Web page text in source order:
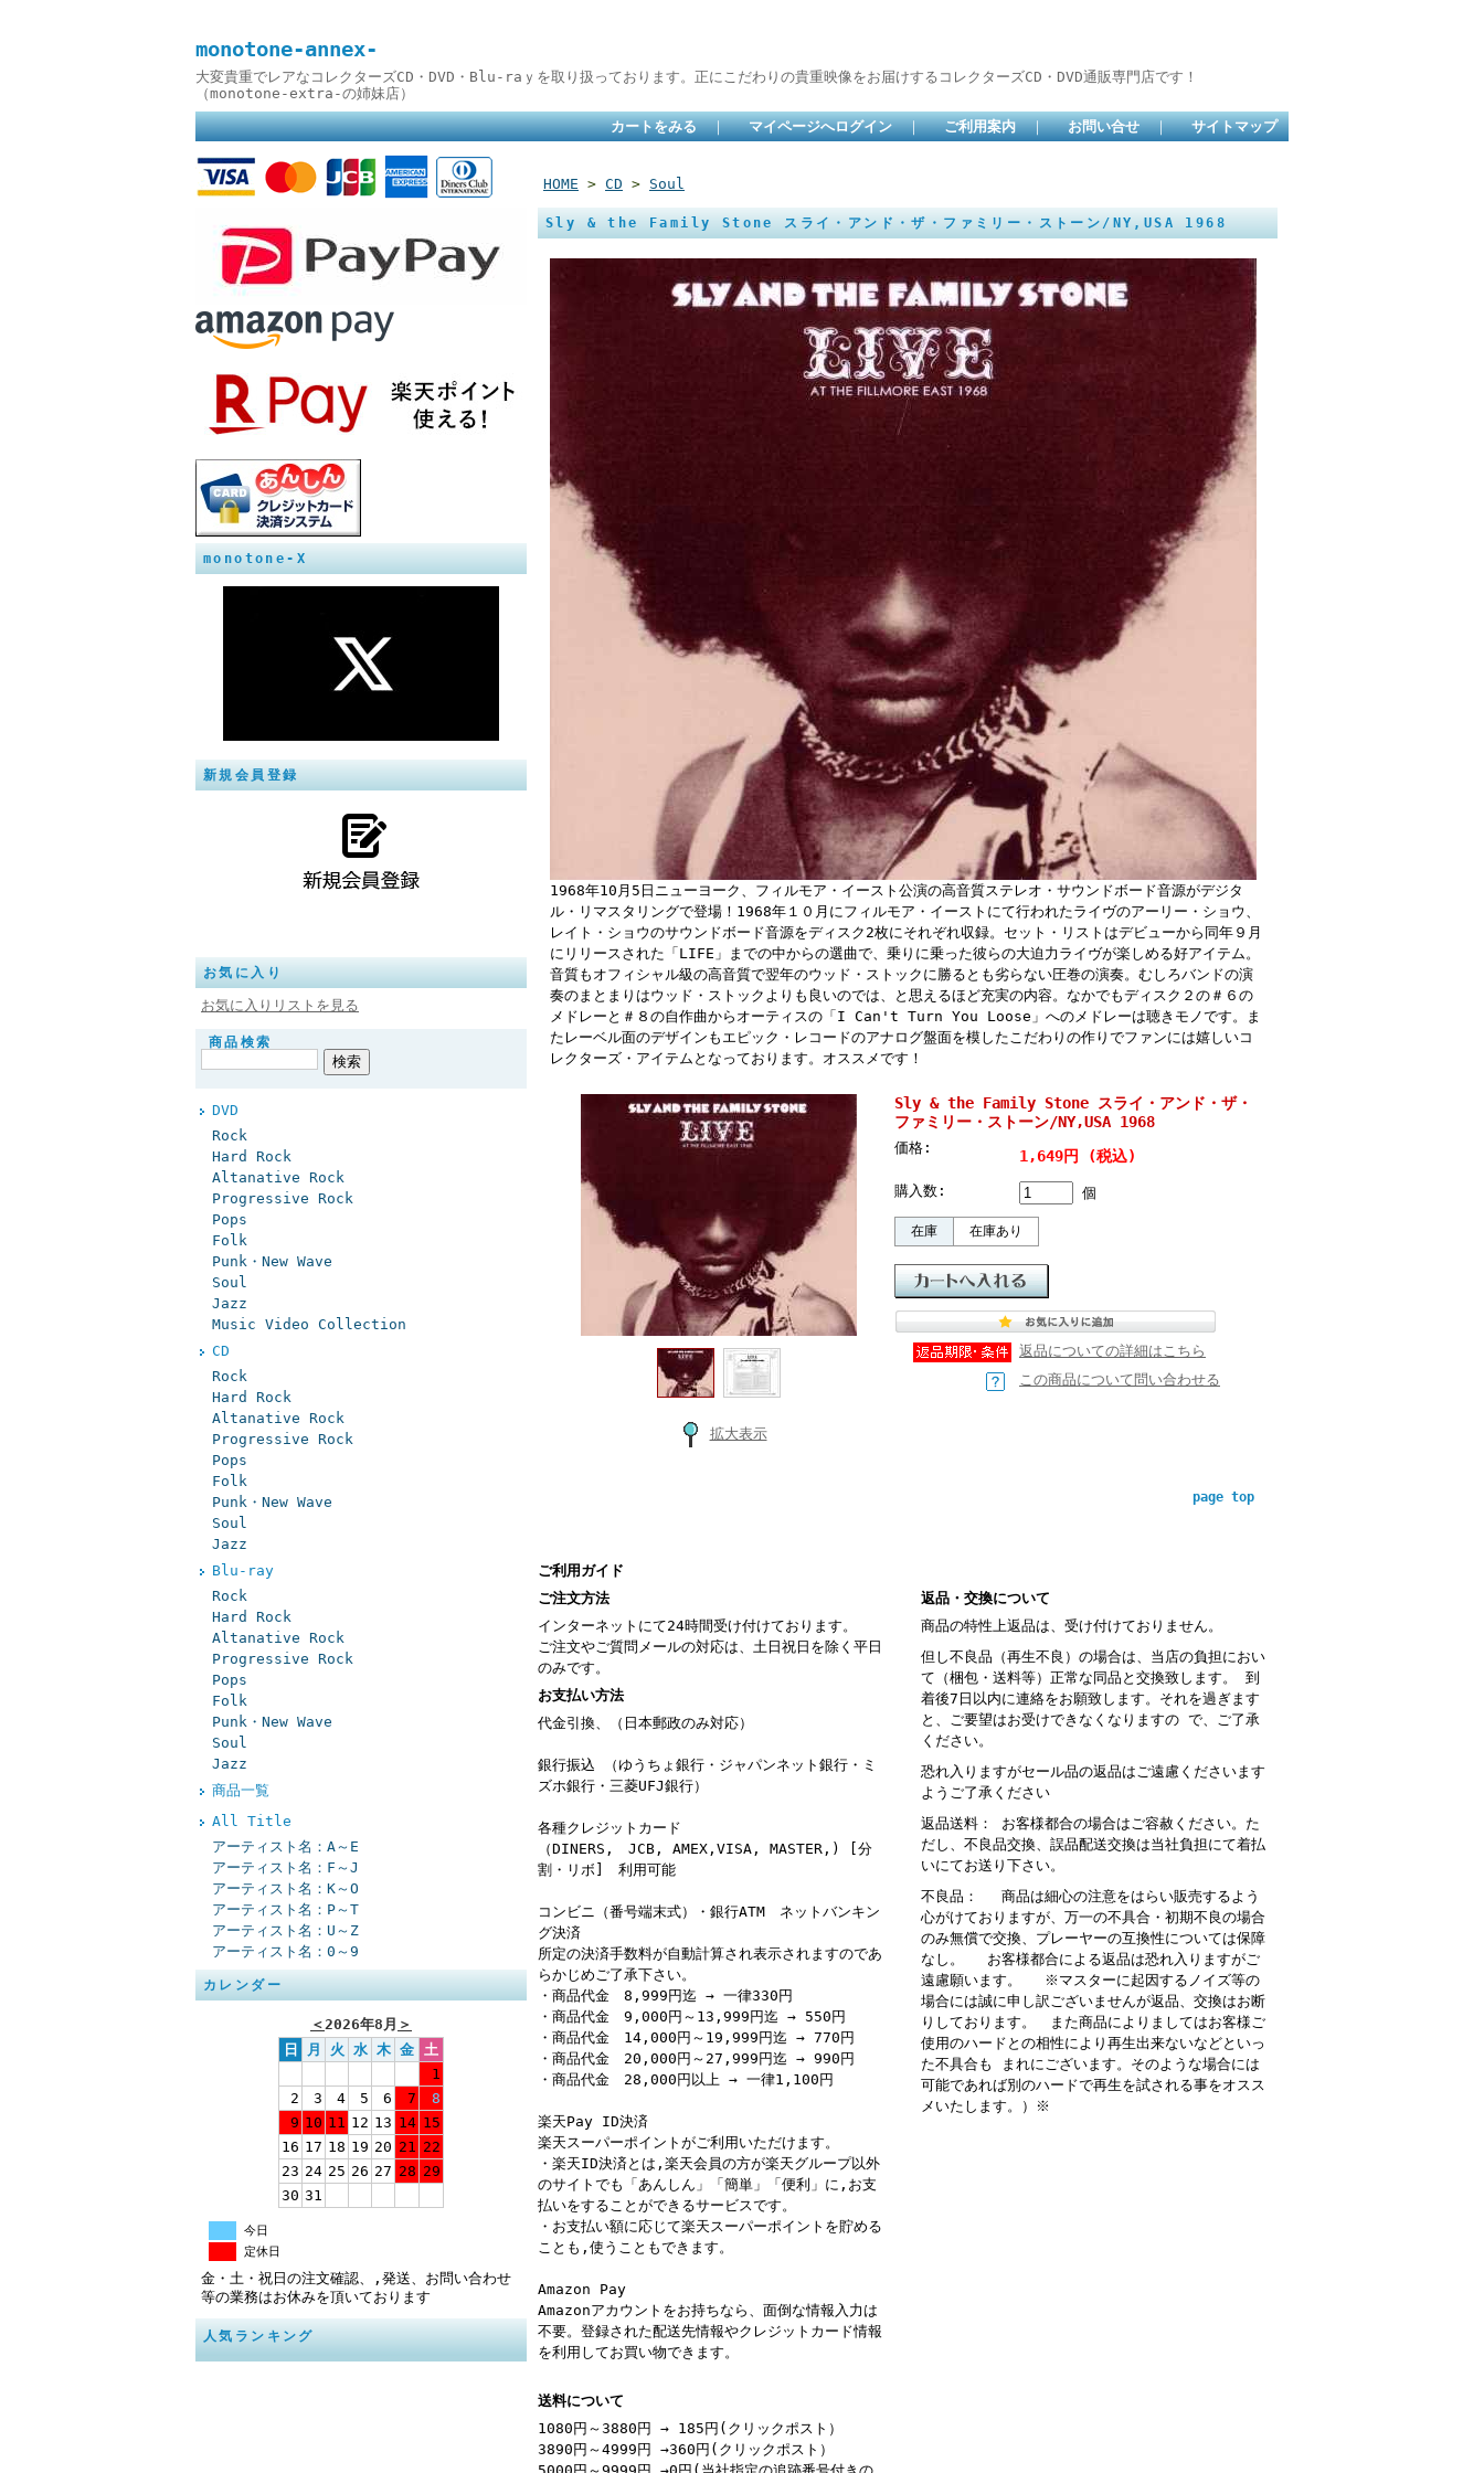
monotone-annex-
大変貴重でレアなコレクターズCD・DVD・Blu-raｙを取り扱っております。正にこだわりの貴重映像をお届けするコレクターズCD・DVD通販専門店です！
（monotone-extra-の姉妹店）
カートをみる ｜ マイページへログイン ｜ ご利用案内 ｜ お問い合せ ｜ サイトマップ
monotone-X
新規会員登録
お気に入り
お気に入りリストを見る
商品検索
DVD
Rock
Hard Rock
Altanative Rock
Progressive Rock
Pops
Folk
Punk・New Wave
Soul
Jazz
Music Video Collection
CD
Rock
Hard Rock
Altanative Rock
Progressive Rock
Pops
Folk
Punk・New Wave
Soul
Jazz
Blu-ray
Rock
Hard Rock
Altanative Rock
Progressive Rock
Pops
Folk
Punk・New Wave
Soul
Jazz
商品一覧
All Title
アーティスト名：A～E
アーティスト名：F～J
アーティスト名：K～O
アーティスト名：P～T
アーティスト名：U～Z
アーティスト名：0～9
カレンダー
＜2026年8月 ＞
日
月 火 水 木 金 土
1
2
3 4 5 6 7
8
9 10 11 12 13 14 15
16 17 18 19 20 21 22
23 24 25 26 27 28 29
30 31
今日
定休日
金・土・祝日の注文確認、,発送、お問い合わせ
等の業務はお休みを頂いております
人気ランキング
HOME > CD > Soul
Sly & the Family Stone スライ・アンド・ザ・ファミリー・ストーン/NY,USA 1968
1968年10月5日ニューヨーク、フィルモア・イースト公演の高音質ステレオ・サウンドボード音源がデジタ
ル・リマスタリングで登場！1968年１０月にフィルモア・イーストにて行われたライヴのアーリー・ショウ、
レイト・ショウのサウンドボード音源をディスク2枚にそれぞれ収録。セット・リストはデビューから同年９月
にリリースされた「LIFE」までの中からの選曲で、乗りに乗った彼らの大迫力ライヴが楽しめる好アイテム。
音質もオフィシャル級の高音質で翌年のウッド・ストックに勝るとも劣らない圧巻の演奏。むしろバンドの演
奏のまとまりはウッド・ストックよりも良いのでは、と思えるほど充実の内容。なかでもディスク２の＃６の
メドレーと＃８の自作曲からオーティスの「I Can't Turn You Loose」へのメドレーは聴きモノです。ま
たレーベル面のデザインもエピック・レコードのアナログ盤面を模したこだわりの作りでファンには嬉しいコ
レクターズ・アイテムとなっております。オススメです！
拡大表示
Sly & the Family Stone スライ・アンド・ザ・
ファミリー・ストーン/NY,USA 1968
価格: 1,649円 (税込)
購入数: 個
在庫 在庫あり
返品についての詳細はこちら
この商品について問い合わせる
page top
ご利用ガイド
ご注文方法
インターネットにて24時間受け付けております。
ご注文やご質問メールの対応は、土日祝日を除く平日
のみです。
お支払い方法
代金引換、（日本郵政のみ対応）
銀行振込 （ゆうちょ銀行・ジャパンネット銀行・ミ
ズホ銀行・三菱UFJ銀行）
各種クレジットカード
（DINERS, JCB, AMEX,VISA, MASTER,) [分
割・リボ] 利用可能
コンビニ（番号端末式）・銀行ATM ネットバンキン
グ決済
所定の決済手数料が自動計算され表示されますのであ
らかじめご了承下さい。
・商品代金 8,999円迄 → 一律330円
・商品代金 9,000円～13,999円迄 → 550円
・商品代金 14,000円～19,999円迄 → 770円
・商品代金 20,000円～27,999円迄 → 990円
・商品代金 28,000円以上 → 一律1,100円
楽天Pay ID決済
楽天スーパーポイントがご利用いただけます。
・楽天ID決済とは,楽天会員の方が楽天グループ以外
のサイトでも「あんしん」「簡単」「便利」に,お支
払いをすることができるサービスです。
・お支払い額に応じて楽天スーパーポイントを貯める
ことも,使うこともできます。
Amazon Pay
Amazonアカウントをお持ちなら、面倒な情報入力は
不要。登録された配送先情報やクレジットカード情報
を利用してお買い物できます。
送料について
1080円～3880円 → 185円(クリックポスト）
3890円～4999円 →360円(クリックポスト）
返品・交換について
商品の特性上返品は、受け付けておりません。
但し不良品（再生不良）の場合は、当店の負担におい
て（梱包・送料等）正常な同品と交換致します。 到
着後7日以内に連絡をお願致します。それを過ぎます
と、ご要望はお受けできなくなりますの で、ご了承
ください。
恐れ入りますがセール品の返品はご遠慮くださいます
ようご了承ください
返品送料： お客様都合の場合はご容赦ください。た
だし、不良品交換、誤品配送交換は当社負担にて着払
いにてお送り下さい。
不良品： 商品は細心の注意をはらい販売するよう
心がけておりますが、万一の不具合・初期不良の場合
のみ無償で交換、プレーヤーの互換性については保障
なし。 お客様都合による返品は恐れ入りますがご
遠慮願います。 ※マスターに起因するノイズ等の
場合には誠に申し訳ございませんが返品、交換はお断
りしております。 また商品によりましてはお客様ご
使用のハードとの相性により再生出来ないなどといっ
た不具合も まれにございます。そのような場合には
可能であれば別のハードで再生を試される事をオスス
メいたします。）※